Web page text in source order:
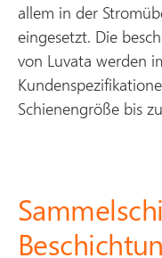
allem in der
eingesetzt. Die
von Luvata werden
Schienengröße bis